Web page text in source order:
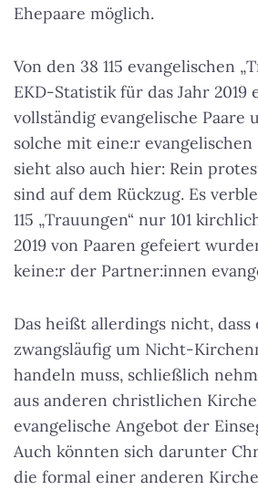
Ehepaare möglich.
Von den 38 115 evangelischen
EKD-Statistik für das Jahr 2019
vollständig evangelische Paare
solche mit eine:r
sieht also auch hier: Rein
sind auf dem Rückzug. Es
115 „Trauungen“ nur 101
2019 von Paaren gefeiert
keine:r der Partner:innen
Das heißt allerdings nicht, dass
zwangsläufig um Nicht-
handeln muss, schließlich
aus anderen christlichen
evangelische Angebot der
Auch könnten sich darunter
die formal einer anderen